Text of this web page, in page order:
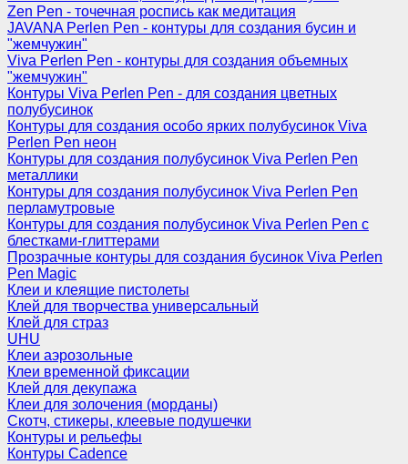
Zen Pen - точечная роспись как медитация
JAVANA Perlen Pen - контуры для создания бусин и
"жемчужин"
Viva Perlen Pen - контуры для создания объемных
"жемчужин"
Контуры Viva Perlen Pen - для создания цветных
полубусинок
Контуры для создания особо ярких полубусинок Viva
Perlen Pen неон
Контуры для создания полубусинок Viva Perlen Pen
металлики
Контуры для создания полубусинок Viva Perlen Pen
перламутровые
Контуры для создания полубусинок Viva Perlen Pen с
блестками-глиттерами
Прозрачные контуры для создания бусинок Viva Perlen
Pen Magic
Клеи и клеящие пистолеты
Клей для творчества универсальный
Клей для страз
UHU
Клеи аэрозольные
Клеи временной фиксации
Клей для декупажа
Клеи для золочения (морданы)
Скотч, стикеры, клеевые подушечки
Контуры и рельефы
Контуры Cadence